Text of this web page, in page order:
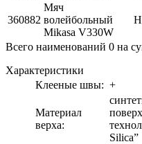
360882
Мяч
волейбольный
Mikasa V330W
Всего наименований 0 на
Характеристики
Клееные швы: +
Материал
верха:
Silica”